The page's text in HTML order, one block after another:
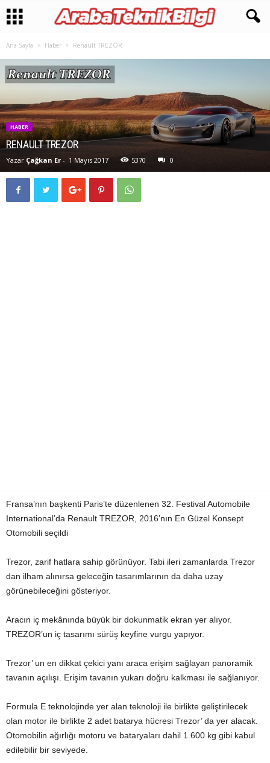
Ana Sayfa Haber Renault TREZOR
HABER
RENAULT TREZOR
Yazar Çağkan Er - 1 Mayıs 2017 5370 0
Fransa’nın başkenti Paris’te düzenlenen 32. Festival Automobile
International’da Renault TREZOR, 2016’nın En Güzel Konsept
Otomobili seçildi
Trezor, zarif hatlara sahip görünüyor. Tabi ileri zamanlarda Trezor
dan ilham alınırsa geleceğin tasarımlarının da daha uzay
görünebileceğini gösteriyor.
Aracın iç mekânında büyük bir dokunmatik ekran yer alıyor.
TREZOR’un iç tasarımı sürüş keyfine vurgu yapıyor.
Trezor’ un en dikkat çekici yanı araca erişim sağlayan panoramik
tavanın açılışı. Erişim tavanın yukarı doğru kalkması ile sağlanıyor.
Formula E teknolojinde yer alan teknoloji ile birlikte geliştirilecek
olan motor ile birlikte 2 adet batarya hücresi Trezor’ da yer alacak.
Otomobilin ağırlığı motoru ve bataryaları dahil 1.600 kg gibi kabul
edilebilir bir seviyede.